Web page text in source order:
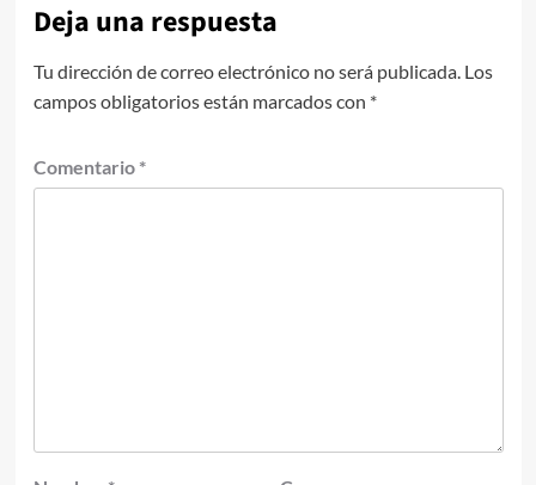
Deja una respuesta
Tu dirección de correo electrónico no será publicada. Los
campos obligatorios están marcados con *
Comentario *